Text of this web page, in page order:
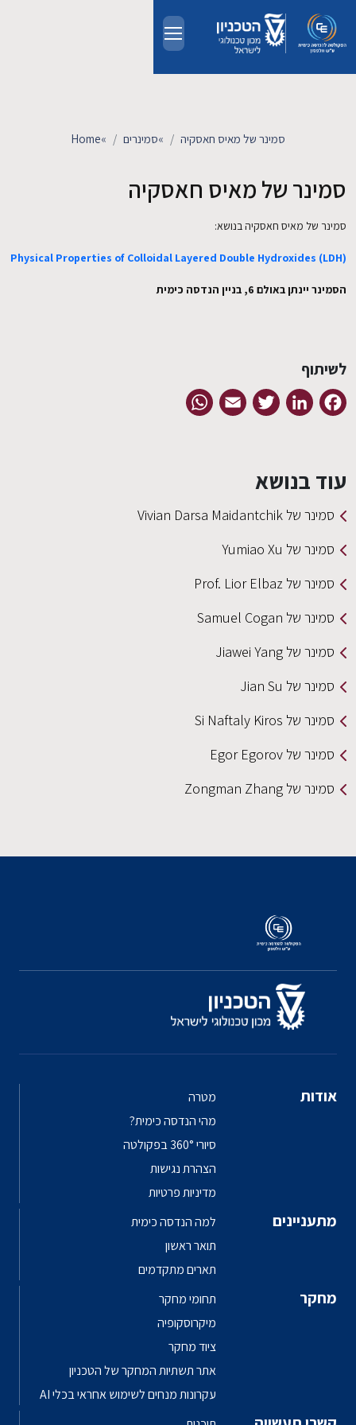
EN
מחקר
חדשות ואירועים
Home» סמינרים» סמינר של מאיס חאסקיה
סמינר של מאיס חאסקיה
סמינר של מאיס חאסקיה בנושא:
Physical Properties of Colloidal Layered Double Hydroxides (LDH)
הסמינר יינתן באולם 6, בניין הנדסה כימית
לשיתוף
Facebook
LinkedIn
Twitter
Email
עוד בנושא
סמינר של Vivian Darsa Maidantchik
סמינר של Yumiao Xu
סמינר של Prof. Lior Elbaz
סמינר של Samuel Cogan
סמינר של Jiawei Yang
סמינר של Jian Su
סמינר של Si Naftaly Kiros
סמינר של Egor Egorov
סמינר של Zongman Zhang
אודות
מטרה
מהי הנדסה כימית?
סיורי 360° בפקולטה
הצהרת נגישות
מדיניות פרטיות
מתעניינים
למה הנדסה כימית
תואר ראשון
תארים מתקדמים
מחקר
תחומי מחקר
מיקרוסקופיה
ציוד מחקר
אתר תשתיות המחקר של הטכניון
עקרונות מנחים לשימוש אחראי בכלי AI